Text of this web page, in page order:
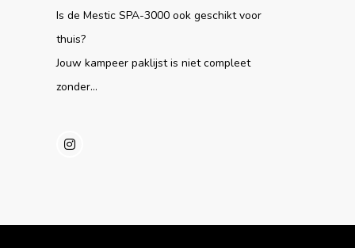
Is de Mestic SPA-3000 ook geschikt voor
thuis?
Jouw kampeer paklijst is niet compleet
zonder...